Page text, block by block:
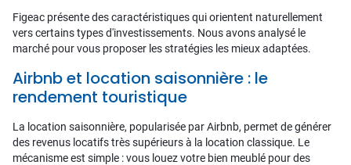
Figeac présente des caractéristiques qui orientent naturellement
vers certains types d'investissements. Nous avons analysé le
marché pour vous proposer les stratégies les mieux adaptées.
Airbnb et location saisonnière : le
rendement touristique
La location saisonnière, popularisée par Airbnb, permet de générer
des revenus locatifs très supérieurs à la location classique. Le
mécanisme est simple : vous louez votre bien meublé pour des